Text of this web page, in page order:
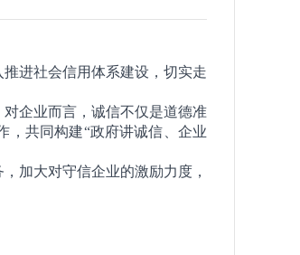
进社会信用体系建设，切实走
企业而言，诚信不仅是道德准
，共同构建“政府讲诚信、企业
加大对守信企业的激励力度，